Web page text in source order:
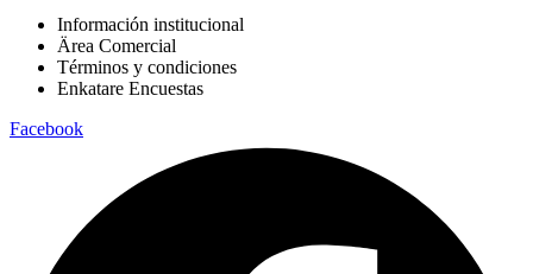
Información institucional
Ärea Comercial
Términos y condiciones
Enkatare Encuestas
Facebook